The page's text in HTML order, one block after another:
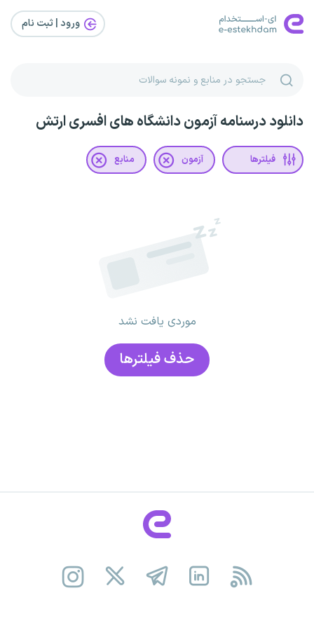
ورود | ثبت‌ نام
دانلود درسنامه آزمون دانشگاه های افسری ارتش
فیلترها آزمون منابع
موردی یافت نشد
حذف فیلتر‌ها